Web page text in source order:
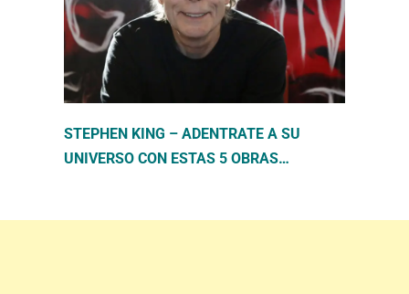
STEPHEN KING – ADENTRATE A SU
UNIVERSO CON ESTAS 5 OBRAS…